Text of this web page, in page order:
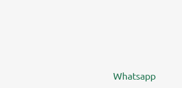
Whatsapp